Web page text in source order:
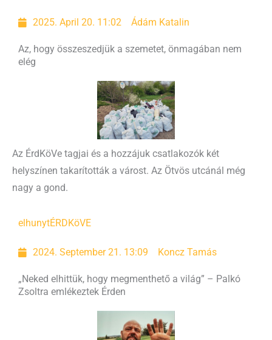
2025. April 20. 11:02 Ádám Katalin
Az, hogy összeszedjük a szemetet, önmagában nem
elég
Az ÉrdKöVe tagjai és a hozzájuk csatlakozók két
helyszínen takarították a várost. Az Ötvös utcánál még
nagy a gond.
elhunytÉRDKöVE
2024. September 21. 13:09 Koncz Tamás
„Neked elhittük, hogy megmenthető a világ” – Palkó
Zsoltra emlékeztek Érden